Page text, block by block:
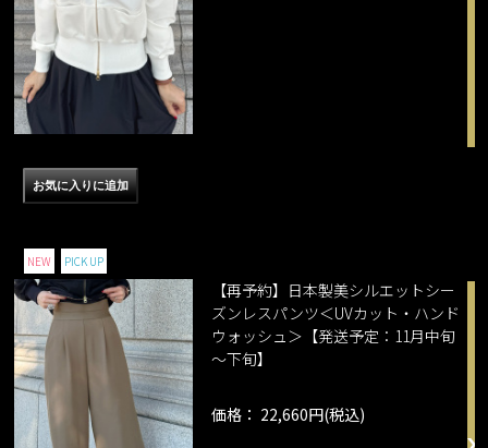
NEW PICK UP
【再予約】日本製美シルエットシー
ズンレスパンツ＜UVカット・ハンド
ウォッシュ＞【発送予定：11月中旬
～下旬】
価格： 22,660円(税込)